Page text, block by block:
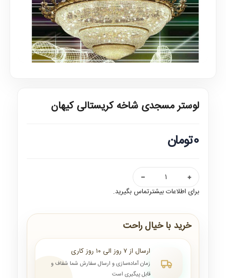
لوستر مسجدی شاخه کریستالی کیهان
0تومان
برای اطلاعات بیشترتماس بگیرید.
خرید با خیال راحت
ارسال از ۷ روز الی ۱۰ روز کاری
زمان آماده‌سازی و ارسال سفارش شما شفاف و
قابل پیگیری است